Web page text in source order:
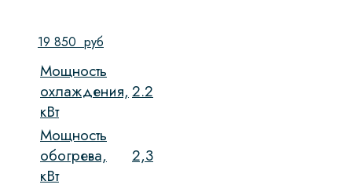
19 850 руб
Мощность
охлаждения,
кВт
2.2
Мощность
обогрева,
кВт
2,3